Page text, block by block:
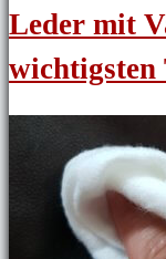
Leder mit
wichtigsten